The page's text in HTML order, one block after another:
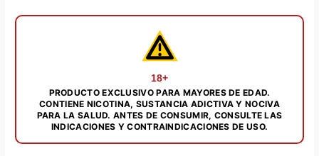
ml
18+
PRODUCTO EXCLUSIVO PARA MAYORES DE EDAD.
CONTIENE NICOTINA, SUSTANCIA ADICTIVA Y NOCIVA
PARA LA SALUD. ANTES DE CONSUMIR, CONSULTE LAS
INDICACIONES Y CONTRAINDICACIONES DE USO.